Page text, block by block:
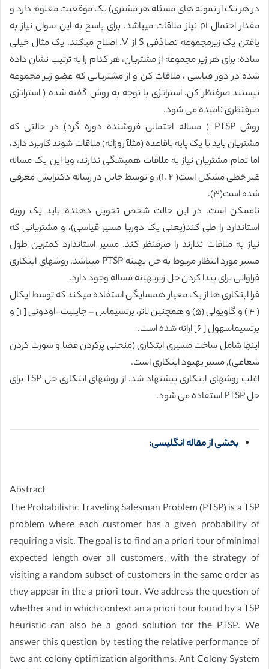
در هر یک از نمونه های مسئله هر مشتری) یک موقعیت معلوم دارد و
مقدار احتمال pi نیاز ملاقات میباشد. برای پاسخ به این سوال نیاز به
یافتن یک زیرمجموعه تصاذفی S از V. ‏اصلاح میکند، یک مثال خیلی
ساده: برای هر زیر مجموعه از مشتریان، هر کدام را به ترتیب نشان داده
شده در دور قیاسی ، ملاقات کن و از مشتریانی که عضو زیر مجموعه
نیستند صرفنظر کن. استراتژی با توجه به روش گفته شده ( استراتژی
صرفنظری نامیده می شود.
‏روش PTSP ( مساله احتمالی فروشنده دوره گرد) در حالتی که
مشتریان باید با یک پایه باقاعده (مثلآ روزانه) ملاقات شوند کاربرد دارد،
اما تمام مشتریان نیاز به ملاقات همیشگی ندارند، ویا ‏این یک مساله
غیر خطی مشکل است( ٢ ‏.١)، و توسط جایل در رساله دکترایش معرفی
شده است(٣‏).
‏ناممکن است. در این حالت شخص تحویل دهنده باید یک رویه
استاندارد را طی کند(یعنی یک ‏دوریا مسیر قیاسی)، و مشتریانی که
نیاز به ملاقات ندارند را صرفنظر کند. مسیر استاندارد کمترین ‏طول
مسیر مورد انتظار مربوط به حل بهینه PTSP میباشد. ‏روشهای ابتکاری
فراوانی برای پیدا کردن حل زیربهینه مساله وجود دارد.
‏فرا ابتکاری ها از یک معیار همسایگی استفاده میکند که توسط ایکال
( ۴ ‏) و گاویولی (۵‏) و همچنین لاتر، برتسیماس – جایلیت-اودونی [ ١] و
برتسیماسهول [ ۶] ارائه شده است.
‏اینها شامل ساخت مسیری ابتکاری (منحنی پرکردن فضا و سورت کردن
شعاعی), ‏مسیر بهبود ابتکاری است.
‏اغلب روشهای ابتکاری پیشنهاد شد. از روشهای ابتکاری حل TSP ‏برای
حل PTSP ‏استفاده می شود.
بخشی از مقاله انگلیسی:
Abstract
The Probabilistic Traveling Salesman Problem (PTSP) is a TSP
problem where each customer has a given probability of
requiring a visit. The goal is to find an a priori tour of minimal
expected length over all customers, with the strategy of
visiting a random subset of customers in the same order as
they appear in the a priori tour. We address the question of
whether and in which context an a priori tour found by a TSP
heuristic can also be a good solution for the PTSP. We
answer this question by testing the relative performance of
two ant colony optimization algorithms, Ant Colony System